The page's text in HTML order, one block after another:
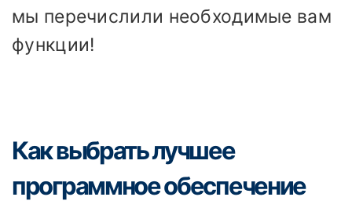
мы перечислили необходимые вам
функции!
Как выбрать лучшее
программное обеспечение